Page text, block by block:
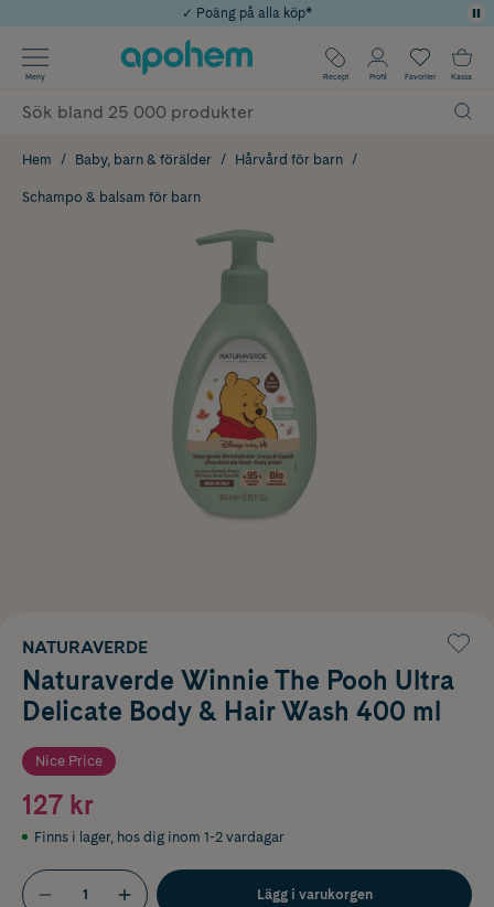
Årets Butik 2025 inom Skönhet
Använd kod: SOMMAR20 för 20% över 649kr
✓ Rådgivning från farmaceuter & hudterapeuter
✓ Poäng på alla köp*
Meny Recept Profil Favoriter Kassa
Hem Baby, barn & förälder Hårvård för barn
Schampo & balsam för barn
NATURAVERDE
Naturaverde Winnie The Pooh Ultra
Delicate Body & Hair Wash 400 ml
Nice Price
127 kr
Finns i lager, hos dig inom 1-2 vardagar
Lägg i varukorgen